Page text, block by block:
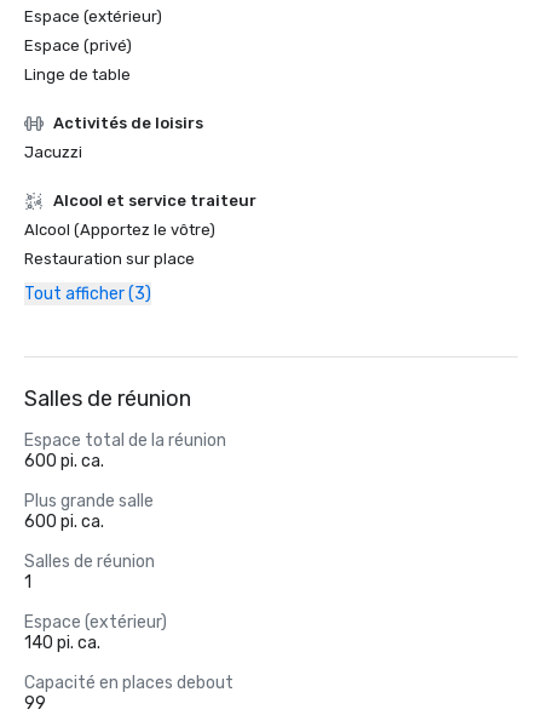
Espace (extérieur)
Espace (privé)
Linge de table
Activités de loisirs
Jacuzzi
Alcool et service traiteur
Alcool (Apportez le vôtre)
Restauration sur place
Tout afficher (3)
Salles de réunion
Espace total de la réunion
600 pi. ca.
Plus grande salle
600 pi. ca.
Salles de réunion
1
Espace (extérieur)
140 pi. ca.
Capacité en places debout
99